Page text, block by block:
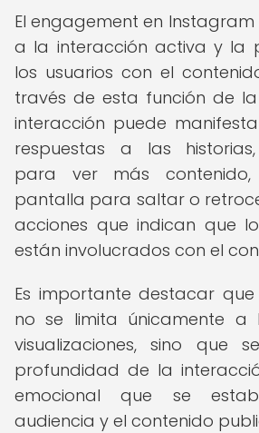
El engagement en Instagram
a la interacción activa y la
los usuarios con el
través de esta función de la
interacción puede
respuestas a las historias,
para ver más
pantalla para saltar o
acciones que indican que
están involucrados con el
Es importante destacar
no se limita únicamente
visualizaciones, sino que
profundidad de la
emocional que se
audiencia y el contenido